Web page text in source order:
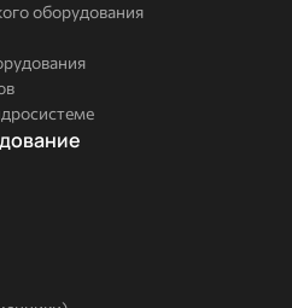
оборудования